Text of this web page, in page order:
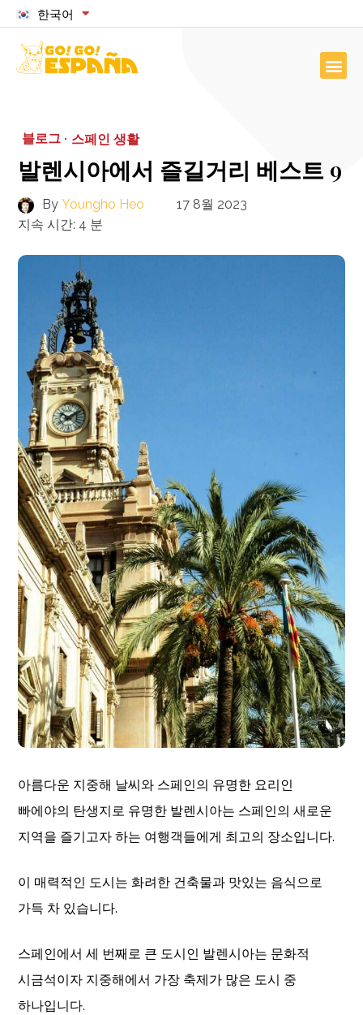
한국어
블로그 · 스페인 생활
발렌시아에서 즐길거리 베스트 9
By Youngho Heo
17 8월 2023
지속 시간: 4 분
아름다운 지중해 날씨와 스페인의 유명한 요리인
빠에야의 탄생지로 유명한 발렌시아는 스페인의 새로운
지역을 즐기고자 하는 여행객들에게 최고의 장소입니다.
이 매력적인 도시는 화려한 건축물과 맛있는 음식으로
가득 차 있습니다.
스페인에서 세 번째로 큰 도시인 발렌시아는 문화적
시금석이자 지중해에서 가장 축제가 많은 도시 중
하나입니다.